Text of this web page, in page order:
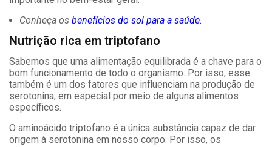
Conheça os benefícios do sol para a saúde.
Nutrição rica em triptofano
Sabemos que uma alimentação equilibrada é a chave para o
bom funcionamento de todo o organismo. Por isso, esse
também é um dos fatores que influenciam na produção de
serotonina, em especial por meio de alguns alimentos
específicos.
O aminoácido triptofano é a única substância capaz de dar
origem à serotonina em nosso corpo. Por isso, os